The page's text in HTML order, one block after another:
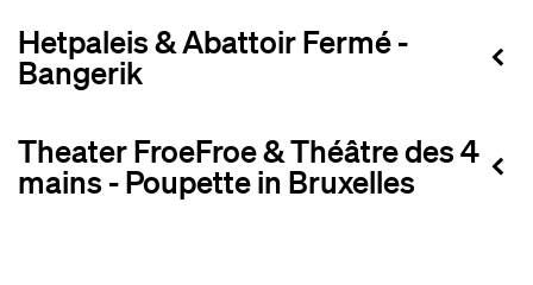
Hetpaleis & Abattoir Fermé -
Bangerik
Theater FroeFroe & Théâtre des 4
mains - Poupette in Bruxelles